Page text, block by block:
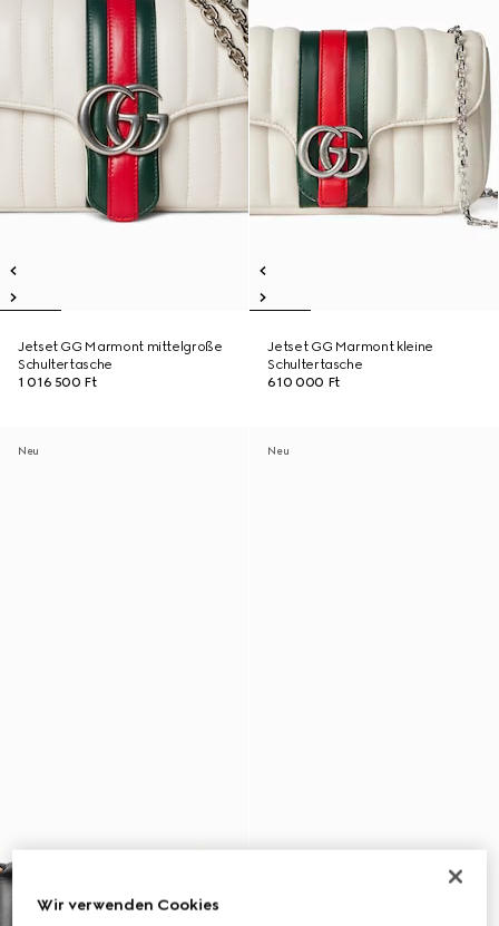
Jetset GG Marmont mittelgroße
Schultertasche
1 016 500 Ft
Jetset GG Marmont kleine
Schultertasche
610 000 Ft
Neu Neu
Wir verwenden Cookies